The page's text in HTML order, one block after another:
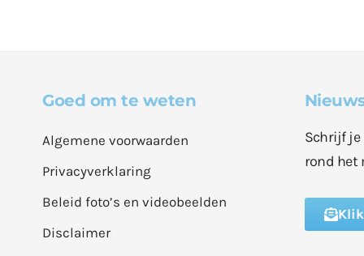
Goed om te weten
Algemene voorwaarden
Privacyverklaring
Beleid foto’s en videobeelden
Disclaimer
Schrijf je
rond het